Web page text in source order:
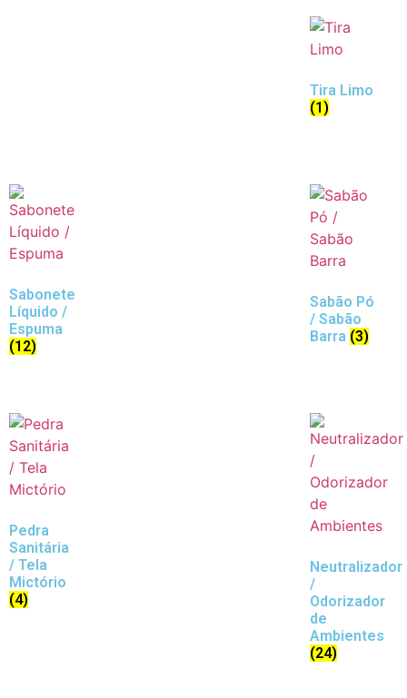
Tira Limo
(1)
Sabonete
Líquido /
Espuma
(12)
Sabão Pó
/ Sabão
Barra (3)
Pedra
Sanitária
/ Tela
Mictório
(4)
Neutralizador
/
Odorizador
de
Ambientes
(24)